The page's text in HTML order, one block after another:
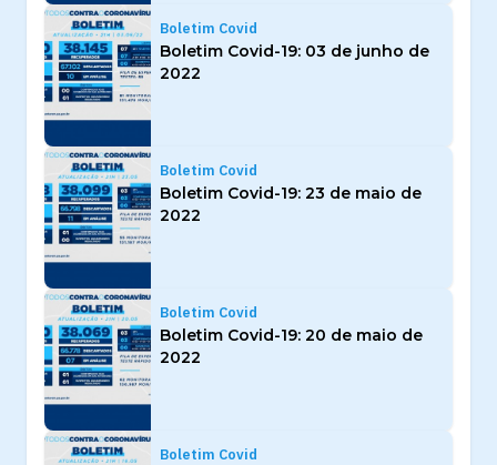
Boletim Covid
Boletim Covid-19: 03 de junho de
2022
Boletim Covid
Boletim Covid-19: 23 de maio de
2022
Boletim Covid
Boletim Covid-19: 20 de maio de
2022
Boletim Covid